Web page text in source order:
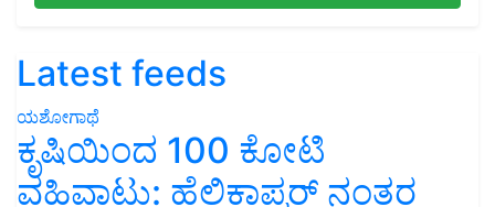
Latest feeds
ಯಶೋಗಾಥೆ
ಕೃಷಿಯಿಂದ 100 ಕೋಟಿ
ವಹಿವಾಟು: ಹೆಲಿಕಾಪ್ಟರ್ ನಂತರ